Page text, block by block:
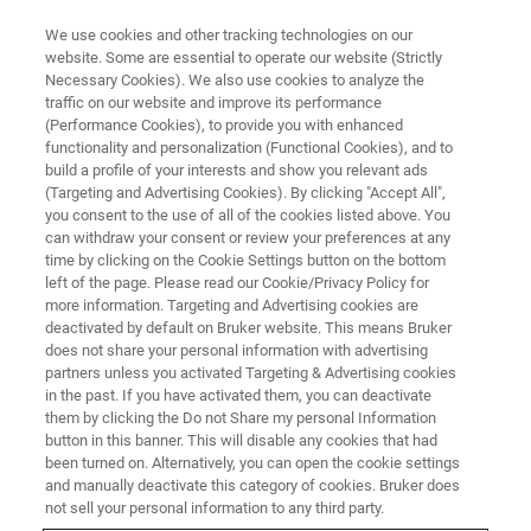
HALBLEITER & NANOTECHNOLOGIE
Fortschrittlicher Speicher
Fortschrittlicher Speicher
Speicher in verschiedenen Varianten findet man
We use cookies and other tracking technologies on our
website. Some are essential to operate our website (Strictly
Necessary Cookies). We also use cookies to analyze the
traffic on our website and improve its performance
(Performance Cookies), to provide you with enhanced
functionality and personalization (Functional Cookies), and to
build a profile of your interests and show you relevant ads
(Targeting and Advertising Cookies). By clicking "Accept All",
you consent to the use of all of the cookies listed above. You
can withdraw your consent or review your preferences at any
time by clicking on the Cookie Settings button on the bottom
left of the page. Please read our Cookie/Privacy Policy for
more information. Targeting and Advertising cookies are
deactivated by default on Bruker website. This means Bruker
does not share your personal information with advertising
partners unless you activated Targeting & Advertising cookies
in the past. If you have activated them, you can deactivate
them by clicking the Do not Share my personal Information
button in this banner. This will disable any cookies that had
been turned on. Alternatively, you can open the cookie settings
and manually deactivate this category of cookies. Bruker does
not sell your personal information to any third party.